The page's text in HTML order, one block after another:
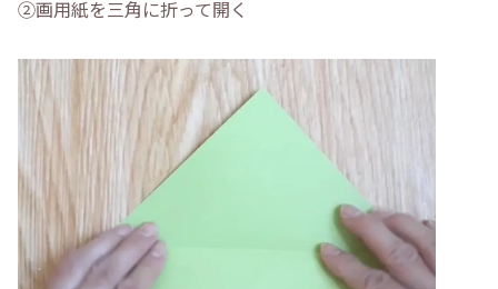
②画用紙を三角に折って開く